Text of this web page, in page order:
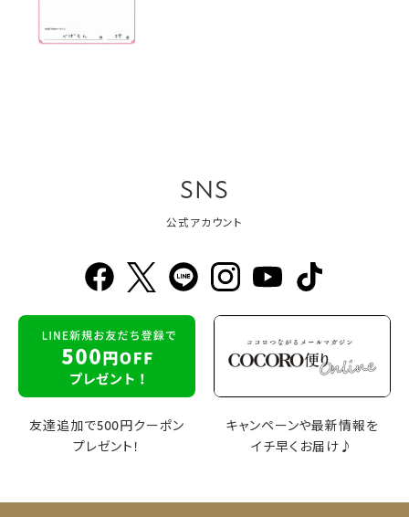
SNS
公式アカウント
友達追加で500円クーポン
プレゼント！
キャンペーンや最新情報を
イチ早くお届け♪